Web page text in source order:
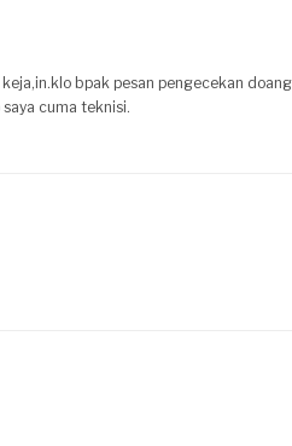
bpak pesan pengecekan
cuma teknisi.